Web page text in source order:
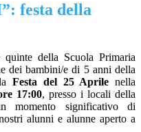
festa della
della Scuola Primaria
dei bambini/e di 5 anni della
Festa del 25 Aprile nella
17:00, presso i locali della
momento significativo di
alunni e alunne aperto a